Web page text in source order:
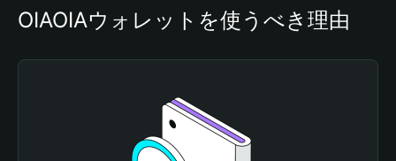
OIAOIAウォレットを使うべき理由